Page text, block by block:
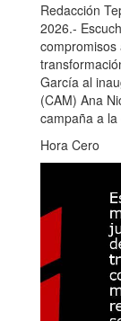
Redacción
2026.-
García al
(CAM) Ana
campaña a
Hora Cero